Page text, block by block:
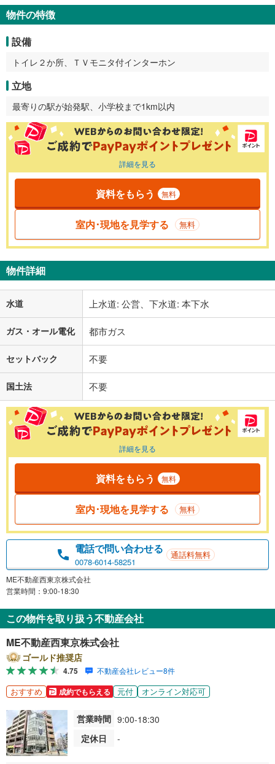
物件の特徴
設備
トイレ２か所、ＴＶモニタ付インターホン
立地
最寄りの駅が始発駅、小学校まで1km以内
詳細を見る
資料をもらう 無料
室内･現地を見学する 無料
物件詳細
水道 上水道: 公営、下水道: 本下水
ガス・オール電化 都市ガス
セットバック 不要
国土法 不要
詳細を見る
資料をもらう 無料
室内･現地を見学する 無料
電話で問い合わせる
0078-6014-58251
通話料無料
ME不動産西東京株式会社
営業時間：9:00-18:30
この物件を取り扱う不動産会社
ME不動産西東京株式会社
ゴールド推奨店
4.75 不動産会社レビュー8件
おすすめ 成約でもらえる 元付 オンライン対応可
営業時間 9:00-18:30
定休日
-